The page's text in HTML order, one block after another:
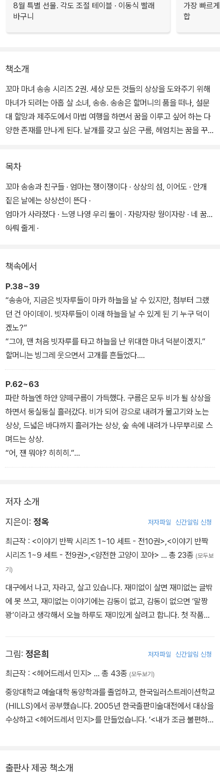
8월 특별 선물. 각도 조절 테이블 · 이동식 빨래
바구니
가장 빠르
합
책소개
꼬마 마녀 송송 시리즈 2권. 세상 모든 것들의 상상을 도와주기 위해
마녀가 되려는 아홉 살 소녀, 송송. 송송은 할머니의 품을 떠나, 설문
대 할망과 제주도에서 마법 여행을 하면서 꿈을 이루고 싶어 하는 다
양한 존재를 만나게 된다. 날개를 갖고 싶은 구름, 헤엄치는 꿈을 꾸는
“빗자루는 땅이나 쓸어야 한다고 생각할 때, 처음으로 하늘을 날고 싶
다고 상상한 빗자루. 그 빗자루가 위대하다”고 말하는 할머니는 독자
들에게 자신이 진정으로 원하는 것을 알고 있는지를 묻는다. 또한 자
신의 꿈이, 상상이 남들과 다르다고 해서 부끄러워하거나 포기할 필
목차
꼬마 송송과 친구들 · 엄마는 쟁이쟁이다 · 상상의 섬, 이어도 · 안개
짙은 날에는 상상선이 뜬다 ·
엄마가 사라졌다 · 느영 나영 우리 둘이 · 자랑자랑 웡이자랑 · 네 꿈을
이뤄 줄게 ·
책속에서
P.38~39
“송송아, 지금은 빗자루들이 마카 하늘을 날 수 있지만, 첨부터 그랬
던 건 아이데이. 빗자루들이 이래 하늘을 날 수 있게 된 기 누구 덕이
겠노?”
“그야, 맨 처음 빗자루를 타고 하늘을 난 위대한 마녀 덕분이겠지.”
할머니는 빙그레 웃으면서 고개를 흔들었다.
“아이다. 빗자루들이 땅을 떠나가 하늘을 자유롭게 날게 된 거는, 첨
으로 하늘을 날고 싶다꼬 상상한 빗자루가 있었기 때문이데이. 빗자
루들은 땅을 쓰는 일이나 하고 살아야 한다꼬 마카 그래 생각할 적에,
지 혼자 하늘을 날고 싶다꼬 상상한 빗자루, 가아가 참말로 대단한 아
안기라. 마녀는 가아가 하는 상상을 쪼매 도와줬을 뿐이제. 마녀의 마
법은 바로 그런 기다, 알겠나?”
나는 머리를 갸웃거렸다. 할머니의 말은 조금 알쏭달쏭했다.
“세상에 다른 상상을 하는 아아들이 없으믄, 마녀의 마법도 없데이.
할머니는 내 눈을 보면서 덧붙였다. 나는 고개를 끄덕거렸다.
할머니의 말을 다 알아들을 수는 없었지만, 다른 상상을 하는 애들을
P.62~63
파란 하늘엔 하얀 양떼구름이 가득했다. 구름은 모두 비가 될 상상을
하면서 둥실둥실 흘러갔다. 비가 되어 강으로 내려가 물고기와 노는
상상, 드넓은 바다까지 흘러가는 상상, 숲 속에 내려가 나무뿌리로 스
며드는 상상.
“어, 쟨 뭐야? 히히히.”
맨 뒤에서 몽실몽실 떠가는 아기 구름 때문에 웃음이 터졌다.
밀려 다니는 게 지겨운가 봐요.”
그 순간, 할머니가 들려준 얘기가 떠올랐다.
“세상에 다른 상상을 하는 아아들이 없으믄, 마녀의 마법도 없데이.”
나는 팔을 휘휘 흔들어 아기 구름을 불렀다.
“얘! 나 좀 봐. 난 꼬마 송송이야. 너, 네 맘대로 막 날아다니고 싶지?
커다란 날개가 있으면 좋겠지? 그래, 맞아. 새들처럼.”
저자 소개
지은이: 정옥 저자파일 신간알림 신청
최근작 : <이야기 반짝 시리즈 1~10 세트 - 전10권> <이야기 반짝
시리즈 1~9 세트 - 전9권> <얌전한 고양이 꼬아> … 총 23종 (모두보
기)
대구에서 나고, 자라고, 살고 있습니다. 재미없이 살면 재미없는 글밖
에 못 쓰고, 재미없는 이야기에는 감동이 없고, 감동이 없으면 ‘말짱
꽝’이라고 생각해서 오늘 하루도 재미있게 살려고 합니다. 첫 작품
별 이야기》 등을 썼습니다.
그림: 정은희 저자파일 신간알림 신청
최근작 : <헤어드레서 민지> … 총 43종 (모두보기)
중앙대학교 예술대학 동양학과를 졸업하고, 한국일러스트레이션학교
(HILLS)에서 공부했습니다. 2005년 한국출판미술대전에서 대상을
수상하고 <헤어드레서 민지>를 만들었습니다. ‘<내가 조금 불편하면
출판사 제공 책소개